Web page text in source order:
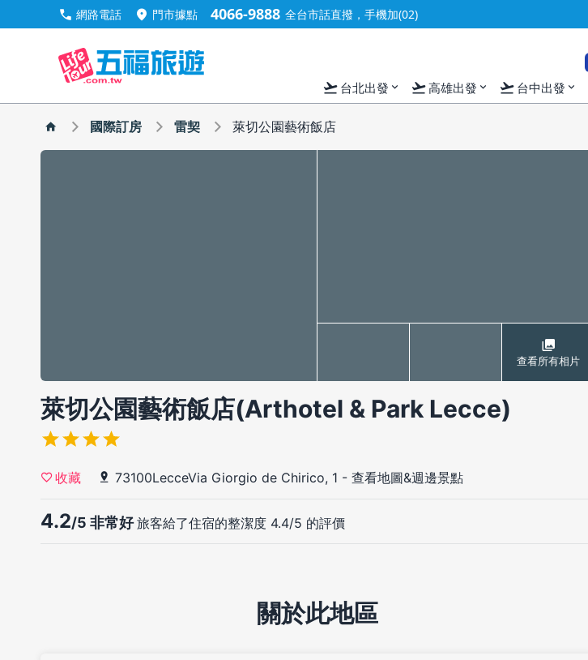
call 網路電話 location_on 門市據點 4066-9888 全台市話直撥，手機加(02)
flight_takeoff 台北出發 expand_more flight_takeoff高雄出發 expand_more flight_takeoff 台中出發 expand_more
國際訂房 雷契 萊切公園藝術飯店
查看所有相片
萊切公園藝術飯店(Arthotel & Park Lecce)
收藏 73100LecceVia Giorgio de Chirico, 1 - 查看地圖&週邊景點
4.2/5 非常好旅客給了住宿的整潔度 4.4/5 的評價
關於此地區